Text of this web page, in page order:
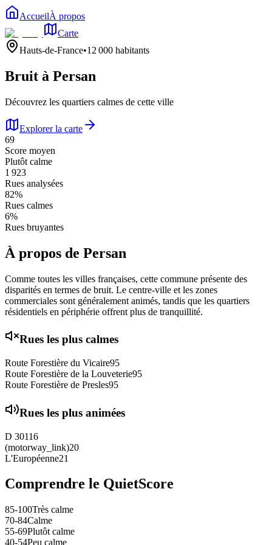
AccueilÀ propos
Carte
Hauts-de-France•12 000 habitants
Bruit à Persan
Découvrez les quartiers calmes de cette ville
Explorer la carte
69
Score moyen
Plutôt calme
1 923
Rues analysées
82%
Rues calmes
6%
Rues bruyantes
À propos de Persan
Comme toutes les villes françaises, cette commune présente des
disparités en termes de bruit. Le centre-ville et les zones
commerciales sont généralement animés, tandis que les quartiers
résidentiels en périphérie offrent plus de tranquillité.
Rues les plus calmes
Route Forestière du Vicaire95
Route Forestière de la Louveterie95
Route Forestière de Presles95
Rues les plus animées
D 30116
(motorway_link)20
L'Européenne21
Comprendre le QuietScore
85-100Très calme
70-84Calme
55-69Plutôt calme
40-54Peu calme